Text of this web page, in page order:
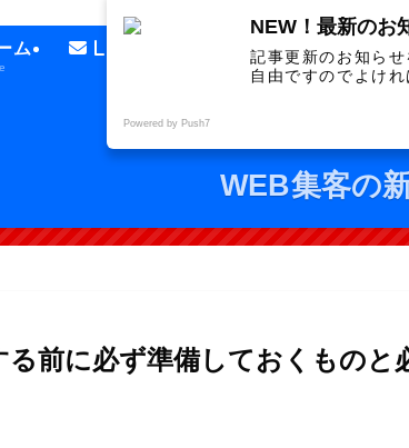
WEB集客の
ム LINE公式アカウント 管理人
る前に必ず準備しておくものと
NEW！最新のお
記事更新のお知ら
自由ですのでよけ
Powered by Push7